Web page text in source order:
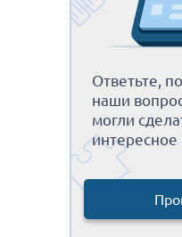
Ответьте,
наши
могли